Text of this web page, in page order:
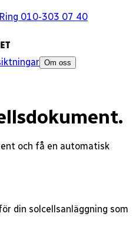
Ring 010-303 07 40
Om oss
och få en automatisk
din solcellsanläggning som